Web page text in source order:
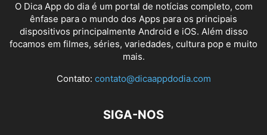
O Dica App do dia é um portal de notícias completo, com
ênfase para o mundo dos Apps para os principais
dispositivos principalmente Android e iOS. Além disso
focamos em filmes, séries, variedades, cultura pop e muito
mais.
Contato: contato@dicaappdodia.com
SIGA-NOS